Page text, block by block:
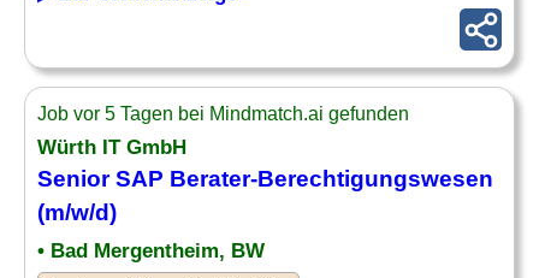
Job vor 5 Tagen bei Mindmatch.ai gefunden
Würth IT GmbH
SeniorSAP Berater-Berechtigungswesen
(m/w/d)
• Bad Mergentheim, BW